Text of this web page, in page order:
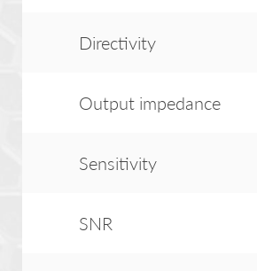
Directivity
Output impedance
Sensitivity
SNR